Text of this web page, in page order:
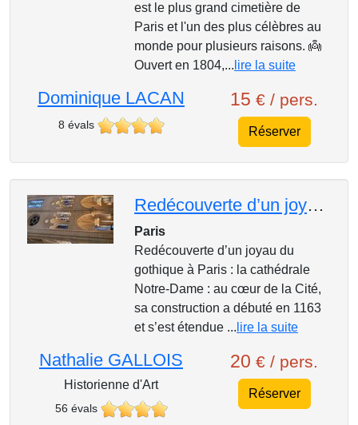
est le plus grand cimetière de
Paris et l'un des plus célèbres au
monde pour plusieurs raisons. 👼
Ouvert en 1804,... lire la suite
Dominique LACAN
8 évals
15 € / pers.
Réserver
Redécouverte d’un joyau du gothique à Paris : la cathédrale Notre-Dame
Paris
Redécouverte d’un joyau du
gothique à Paris : la cathédrale
Notre-Dame : au cœur de la Cité,
sa construction a débuté en 1163
et s’est étendue ... lire la suite
Nathalie GALLOIS
Historienne d'Art
56 évals
20 € / pers.
Réserver